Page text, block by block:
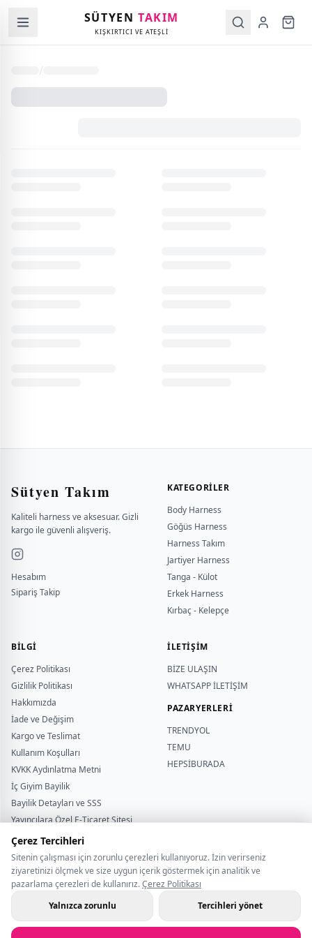
SÜTYENTAKIM
KIŞKIRTICI VE ATEŞLİ
/
Çerez Tercihleri
Sitenin çalışması için zorunlu çerezleri kullanıyoruz. İzin verirseniz
ziyaretinizi ölçmek ve size uygun içerik göstermek için analitik ve
pazarlama çerezleri de kullanırız.Çerez Politikası
Yalnızca zorunlu
Tercihleri yönet
Sütyen Takım
Kaliteli harness ve aksesuar. Gizli
kargo ile güvenli alışveriş.
Hesabım
Sipariş Takip
KATEGORILER
Body Harness
Göğüs Harness
Harness Takım
Jartiyer Harness
Tanga - Külot
Erkek Harness
Kırbaç - Kelepçe
BILGI
Çerez Politikası
Gizlilik Politikası
Hakkımızda
İade ve Değişim
Kargo ve Teslimat
Kullanım Koşulları
KVKK Aydınlatma Metni
İç Giyim Bayilik
Bayilik Detayları ve SSS
Yayıncılara Özel E-Ticaret Sitesi
Beden Rehberi
Sözlük
İLETİŞİM
BİZE ULAŞIN
WHATSAPP İLETİŞİM
PAZARYERLERİ
TRENDYOL
TEMU
HEPSİBURADA
@2026 Sütyen Takım.Com sitesi Angels Passion resmi satış siteleri
arasında yer almaktadır.
İçerik Üreticileri Satış Sistemi
Yardımcı